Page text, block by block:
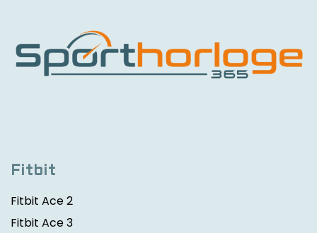
Fitbit
Fitbit Ace 2
Fitbit Ace 3